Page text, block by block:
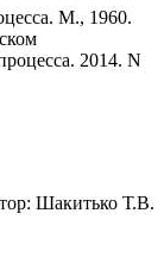
М., 1960.
2014. N
Шакитько Т.В.